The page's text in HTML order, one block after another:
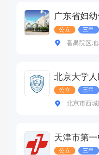
广东省妇
公立 三甲
北京大学
公立 三甲
北京市西
天津市第
公立 三甲